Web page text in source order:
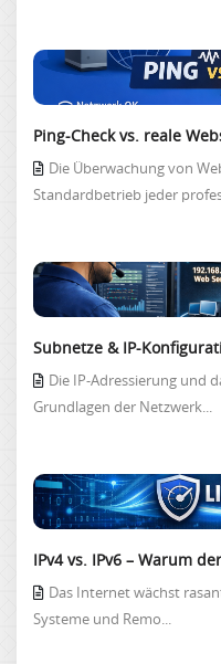
Ping-Check vs. reale
Die Überwachung von
Standardbetrieb jeder
Subnetze & IP-
Die IP-Adressierung und
Grundlagen der Netzwerk...
IPv4 vs. IPv6 – Warum
Das Internet wächst
Systeme und Remo...